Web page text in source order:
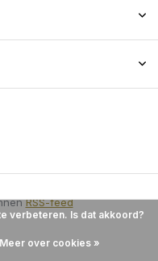
RSS-feed
verbeteren. Is dat akkoord?
Meer over cookies »